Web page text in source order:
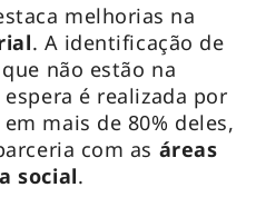
melhorias na
. A identificação de
não estão na
é realizada por
mais de 80% deles,
com as áreas
social.